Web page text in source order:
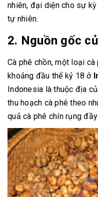
nhiên, đại diện cho sự
tự nhiên.
2. Nguồn gốc
Cà phê chồn, một loại
khoảng đầu thế kỷ 18 ở
Indonesia là thuộc địa
thu hoạch cà phê theo
quả cà phê chín rụng